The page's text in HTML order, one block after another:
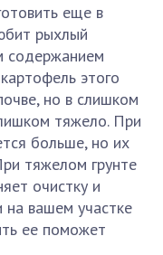
еще в
рыхлый
содержанием
этого
но в слишком
тяжело. При
больше, но их
тяжелом грунте
очистку и
на вашем участке
ее поможет